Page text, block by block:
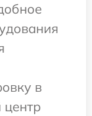
в
центр